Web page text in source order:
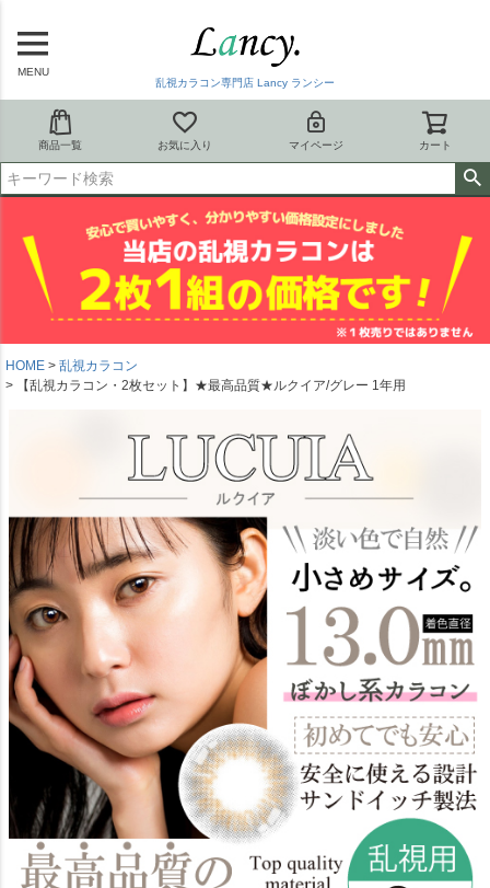
MENU
乱視カラコン専門店 Lancy ランシー
商品一覧 お気に入り マイページ カート
HOME
乱視カラコン
【乱視カラコン・2枚セット】★最高品質★ルクイア/グレー 1年用